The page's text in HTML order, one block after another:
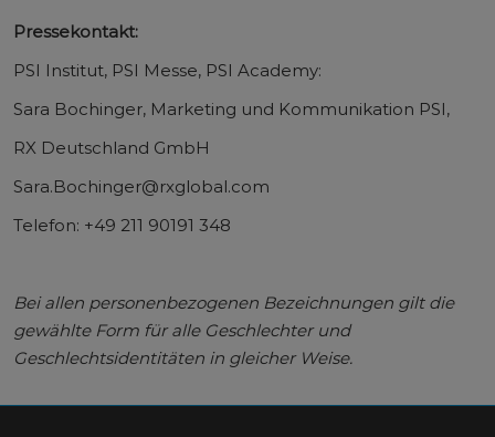
Pressekontakt:
PSI Institut, PSI Messe, PSI Academy:
Sara Bochinger, Marketing und Kommunikation PSI,
RX Deutschland GmbH
Sara.Bochinger@rxglobal.com
Telefon: +49 211 90191 348
Bei allen personenbezogenen Bezeichnungen gilt die
gewählte Form für alle Geschlechter und
Geschlechtsidentitäten in gleicher Weise.